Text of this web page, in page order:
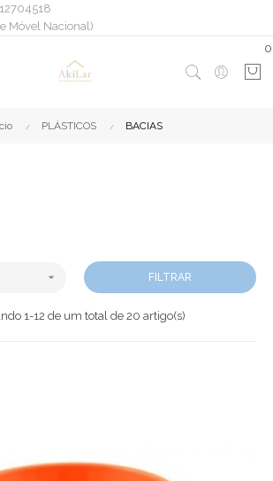
Móvel Nacional)
0
PLÁSTICOS BACIAS
 FILTRAR
1-12 de um total de 20 artigo(s)